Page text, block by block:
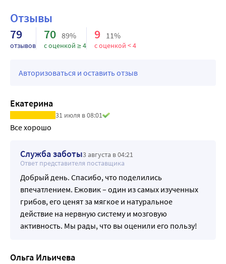
Отзывы
79
отзывов
70 89%
с оценкой ≥ 4
9 11%
с оценкой < 4
Авторизоваться и оставить отзыв
Екатерина
31 июля в 08:01
Все хорошо
Служба заботы3 августа в 04:21
Ответ представителя поставщика
Добрый день. Спасибо, что поделились
впечатлением. Ежовик – один из самых изученных
грибов, его ценят за мягкое и натуральное
действие на нервную систему и мозговую
активность. Мы рады, что вы оценили его пользу!
Ольга Ильичева